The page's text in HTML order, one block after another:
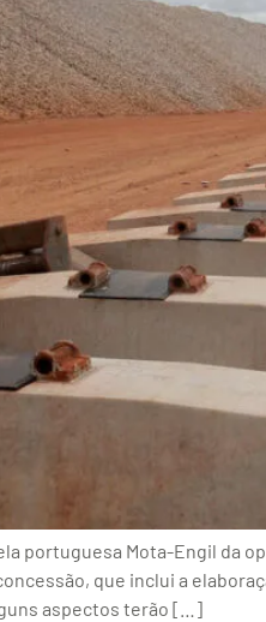
portuguesa Mota-Engil da
que inclui a
aspectos terão […]